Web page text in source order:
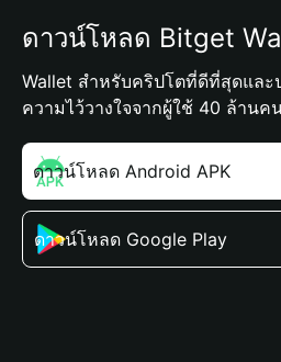
ดาวน์โหลด Bitget
Wallet สำหรับคริปโตที่ดีที่สุดแล
ความไว้วางใจจากผู้ใช้ 40 ล้านค
ดาวน์โหลด Android APK
ดาวน์โหลด Google Play